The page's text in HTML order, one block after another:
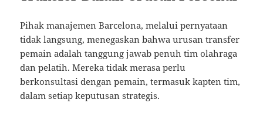
Pihak manajemen Barcelona, melalui pernyataan
tidak langsung, menegaskan bahwa urusan transfer
pemain adalah tanggung jawab penuh tim olahraga
dan pelatih. Mereka tidak merasa perlu
berkonsultasi dengan pemain, termasuk kapten tim,
dalam setiap keputusan strategis.